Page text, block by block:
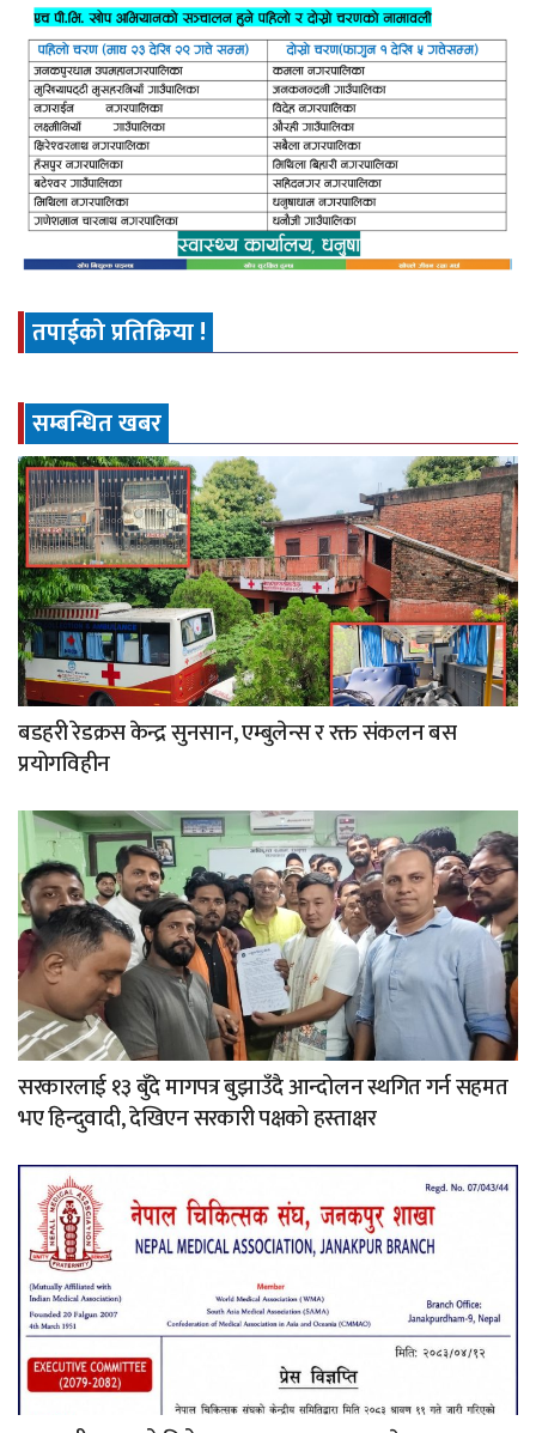
तपाईको प्रतिक्रिया !
सम्बन्धित खबर
बडहरी रेडक्रस केन्द्र सुनसान, एम्बुलेन्स र रक्त संकलन बस
प्रयोगविहीन
सरकारलाई १३ बुँदे मागपत्र बुझाउँदै आन्दोलन स्थगित गर्न सहमत
भए हिन्दुवादी, देखिएन सरकारी पक्षको हस्ताक्षर